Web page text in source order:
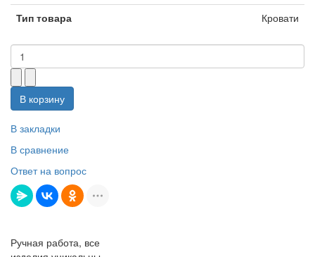
Тип товара
Кровати
В корзину
В закладки
В сравнение
Ответ на вопрос
Ручная работа, все